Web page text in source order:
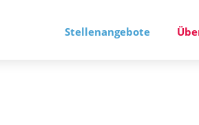
Stellenangebote